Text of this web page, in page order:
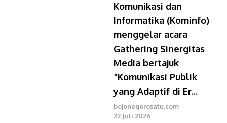
Komunikasi dan
Informatika (Kominfo)
menggelar acara
Gathering Sinergitas
Media bertajuk
“Komunikasi Publik
yang Adaptif di Er...
bojonegorosatu.com
22 Juli 2026